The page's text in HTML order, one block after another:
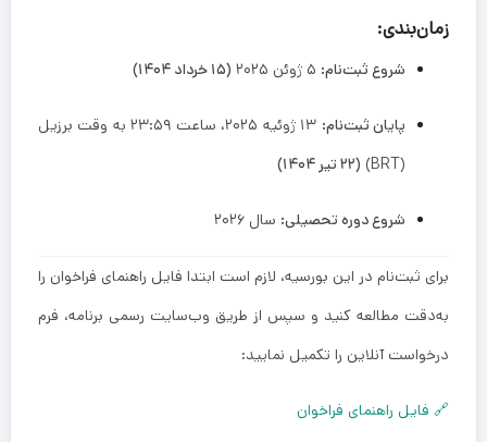
زمان‌بندی:
شروع ثبت‌نام: (۱۵ خرداد ۱۴۰۴)
پایان ثبت‌نام:
۱۳ ژوئیه ۲۰۲۵، ساعت ۲۳:۵۹ به وقت برزیل
(BRT)
(۲۲ تیر ۱۴۰۴)
شروع دوره تحصیلی: سال ۲۰۲۶
برای ثبت‌نام در این بورسیه، لازم است ابتدا فایل راهنمای فراخوان را
به‌دقت مطالعه کنید و سپس از طریق وب‌سایت رسمی برنامه، فرم
درخواست آنلاین را تکمیل نمایید:
🔗 فایل راهنمای فراخوان